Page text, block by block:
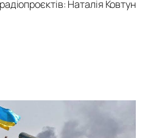
Наталія Ковтун